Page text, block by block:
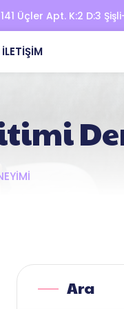
Üçler Apt. K:2 D:3
İLETIŞIM
Ara